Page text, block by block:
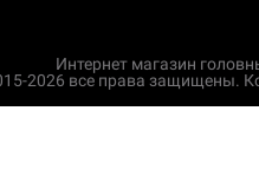
Интернет магазин
2026 все права защищены.